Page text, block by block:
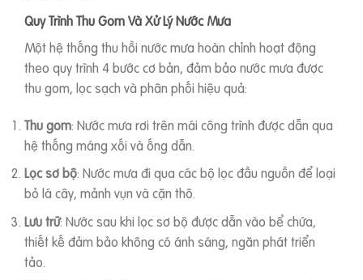
Quy Trình Thu Gom Và Xử Lý Nước Mưa
Một hệ thống thu hồi nước mưa hoàn chỉnh hoạt động
theo quy trình 4 bước cơ bản, đảm bảo nước mưa được
thu gom, lọc sạch và phân phối hiệu quả:
Thu gom: Nước mưa rơi trên mái công trình được dẫn qua
hệ thống máng xối và ống dẫn.
Lọc sơ bộ: Nước mưa đi qua các bộ lọc đầu nguồn để loại
bỏ lá cây, mảnh vụn và cặn thô.
Lưu trữ: Nước sau khi lọc sơ bộ được dẫn vào bể chứa,
thiết kế đảm bảo không có ánh sáng, ngăn phát triển
tảo.